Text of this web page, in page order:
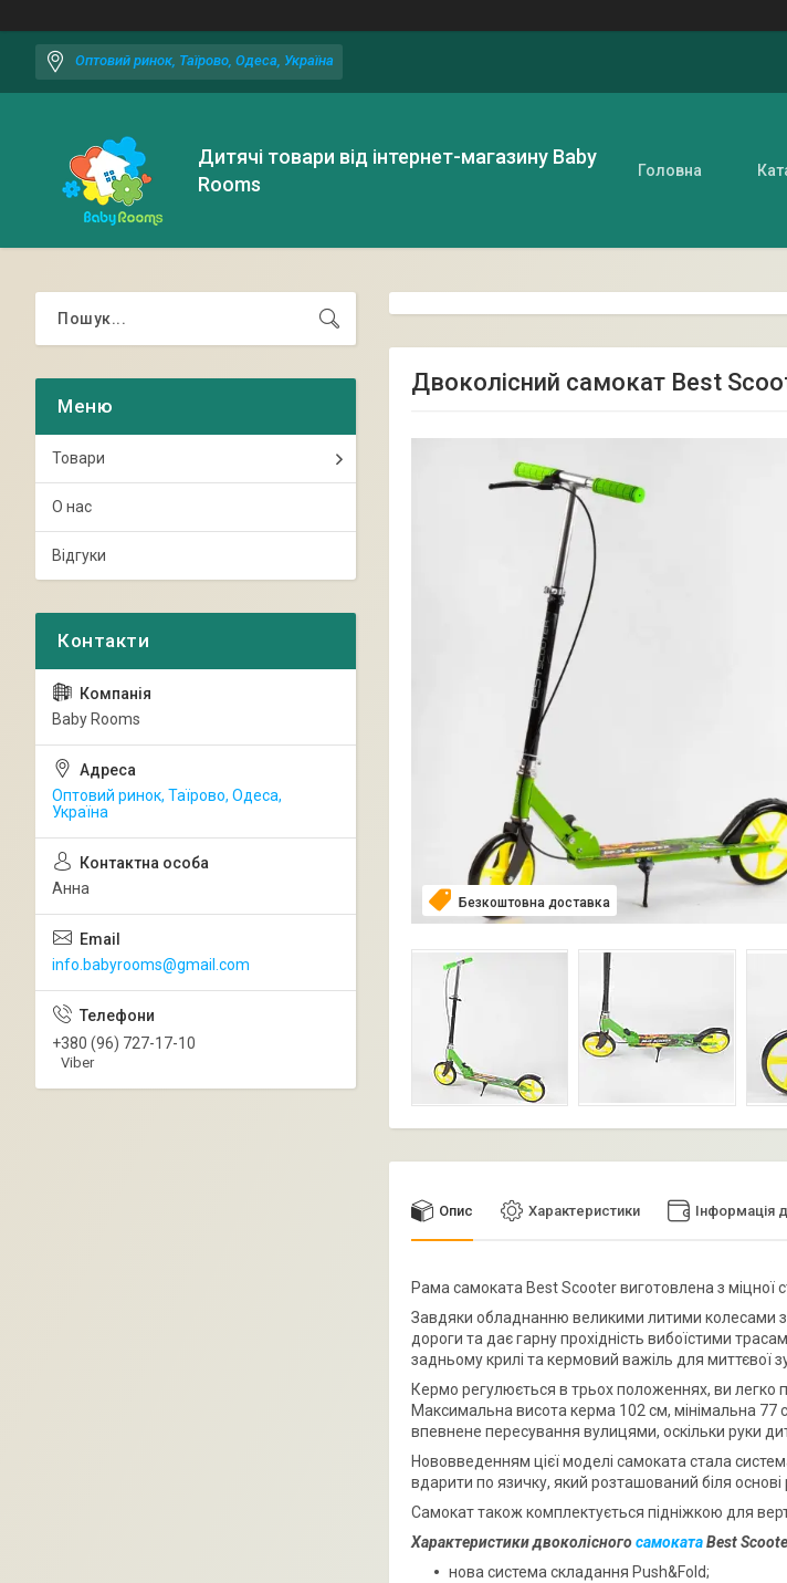
Оптовий ринок, Таїрово, Одеса, Україна
Дитячі товари від інтернет-магазину Baby
Rooms
Головна
Двоколісний самокат Best
Безкоштовна доставка
Опис Характеристики Інформація
Рама самоката Best Scooter виготовлена з міцної
Завдяки обладнанню великими литими колесами з
дороги та дає гарну прохідність вибоїстими
задньому крилі та кермовий важіль для миттєвої
Кермо регулюється в трьох положеннях, ви легко
Максимальна висота керма 102 см, мінімальна 77
впевнене пересування вулицями, оскільки руки
Нововведенням цієї моделі самоката стала
вдарити по язичку, який розташований біля основі
Самокат також комплектується підніжкою для
Характеристики двоколісногосамокатаBest
нова система складання Push&Fold;
Товари
О нас
Відгуки
Baby Rooms
Оптовий ринок, Таїрово, Одеса,
Україна
Анна
info.babyrooms@gmail.com
+380 (96) 727-17-10
Viber